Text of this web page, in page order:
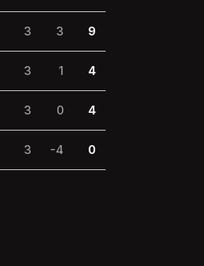
3 3 9
3 1 4
3 0 4
3 -4 0